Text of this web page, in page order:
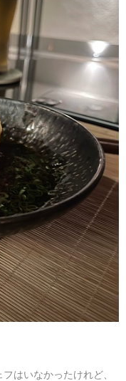
はいなかったけれど、